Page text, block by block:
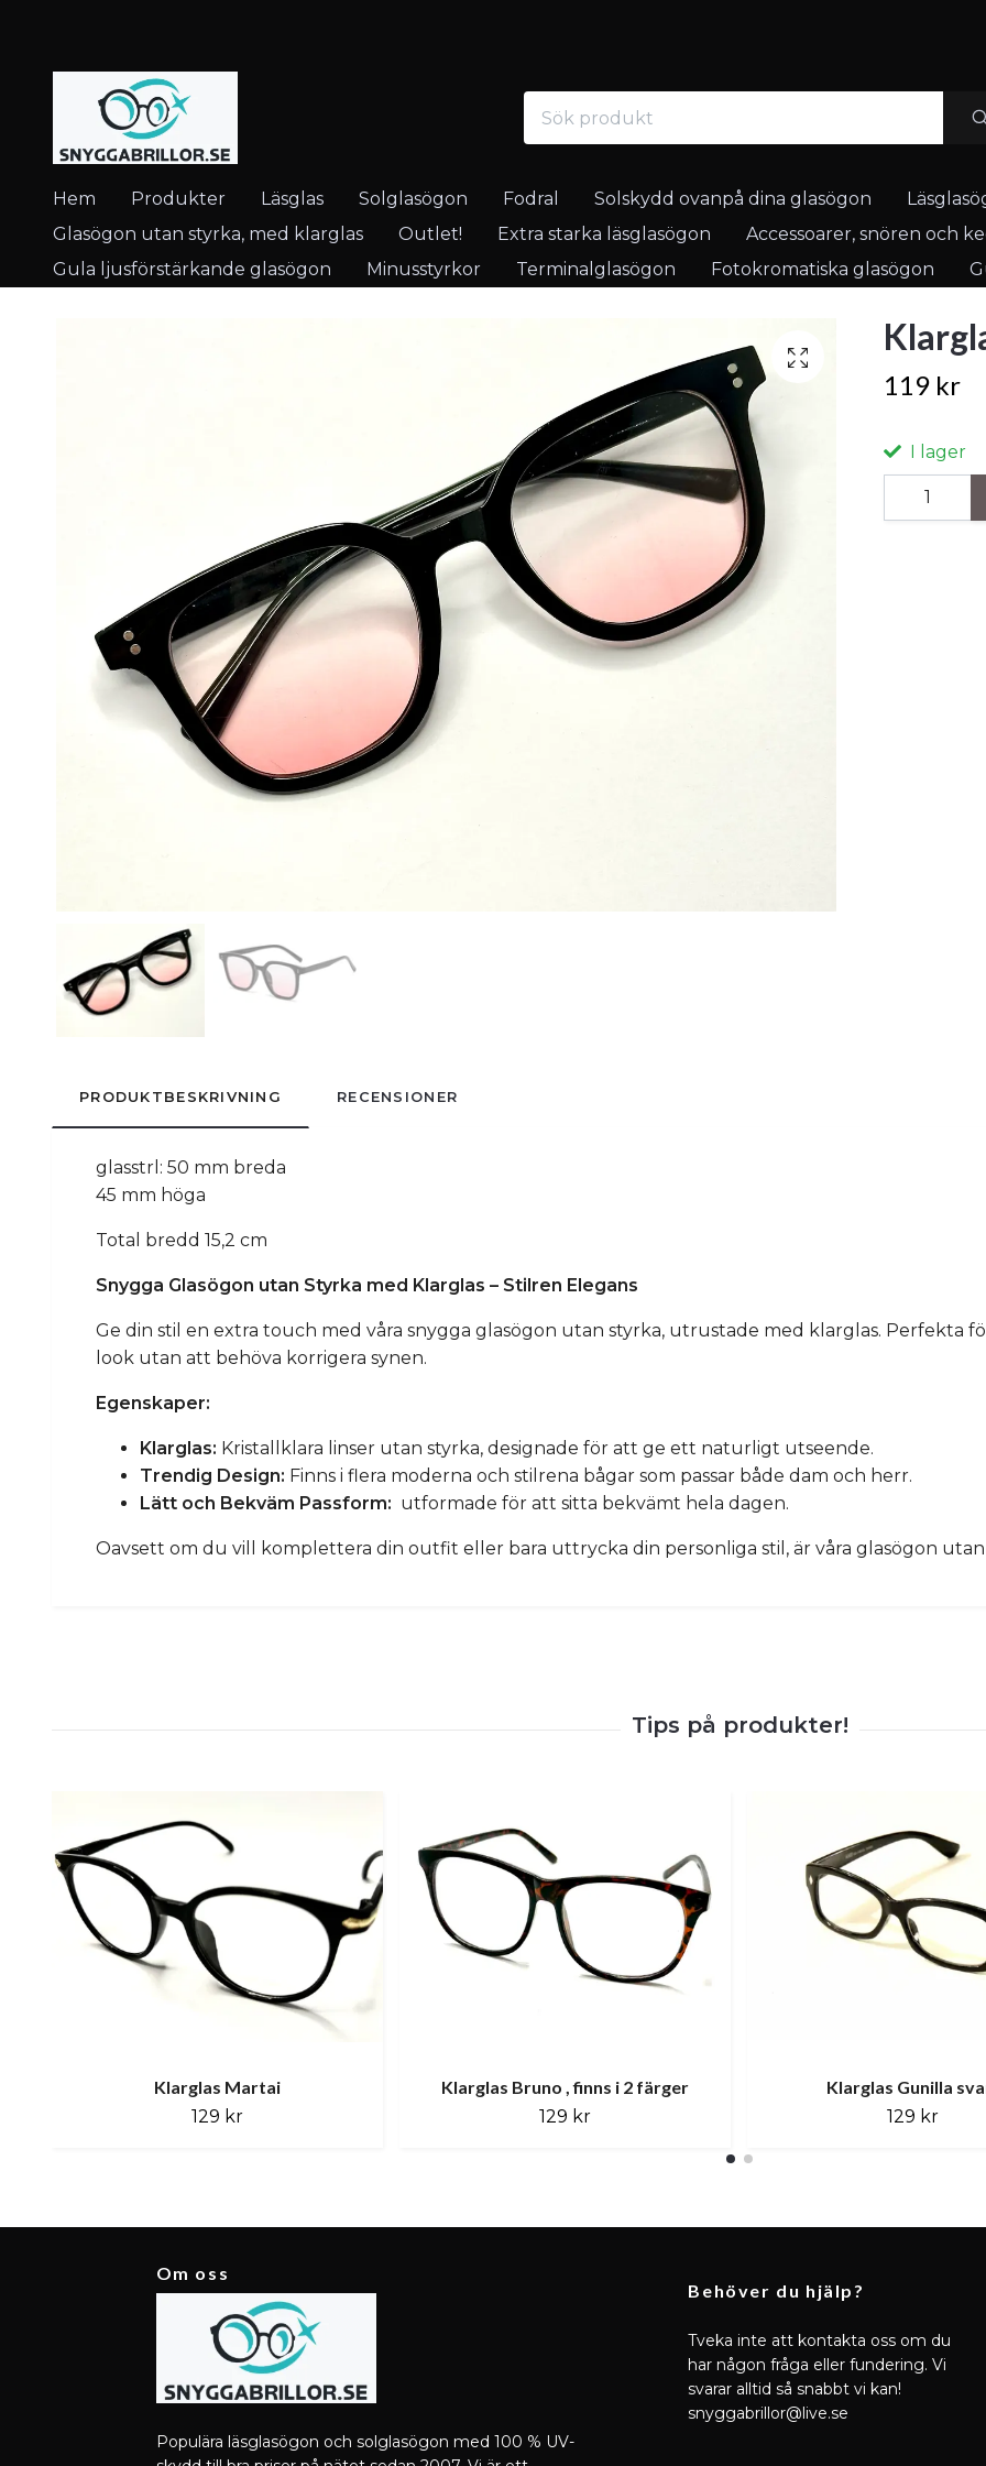
Hem Produkter Läsglas Solglasögon Fodral Solskydd ovanpå dina glasögon
Glasögon utan styrka, med klarglas
Outlet! Extra starka läsglasögon Accessoarer, snören och
Gula ljusförstärkande glasögon
Minusstyrkor Terminalglasögon Fotokromatiska glasögon
119 kr
I lager
PRODUKTBESKRIVNING RECENSIONER
glasstrl: 50 mm breda
45 mm höga
Total bredd 15,2 cm
Snygga Glasögon utan Styrka med Klarglas – Stilren Elegans
Ge din stil en extra touch med våra snygga glasögon utan styrka, utrustade med klarglas. Perfekta
look utan att behöva korrigera synen.
Egenskaper:
Klarglas: Kristallklara linser utan styrka, designade för att ge ett naturligt utseende.
Trendig Design: Finns i flera moderna och stilrena bågar som passar både dam och herr.
Lätt och Bekväm Passform: utformade för att sitta bekvämt hela dagen.
Oavsett om du vill komplettera din outfit eller bara uttrycka din personliga stil, är våra glasögon
Klarglas Martai
129 kr
Klarglas Bruno , finns i 2 färger
129 kr
Klarglas Gunilla
129 kr
Om oss
Populära läsglasögon och solglasögon med 100 % UV-
Behöver du hjälp?
Tveka inte att kontakta oss om du
har någon fråga eller fundering. Vi
svarar alltid så snabbt vi kan!
snyggabrillor@live.se